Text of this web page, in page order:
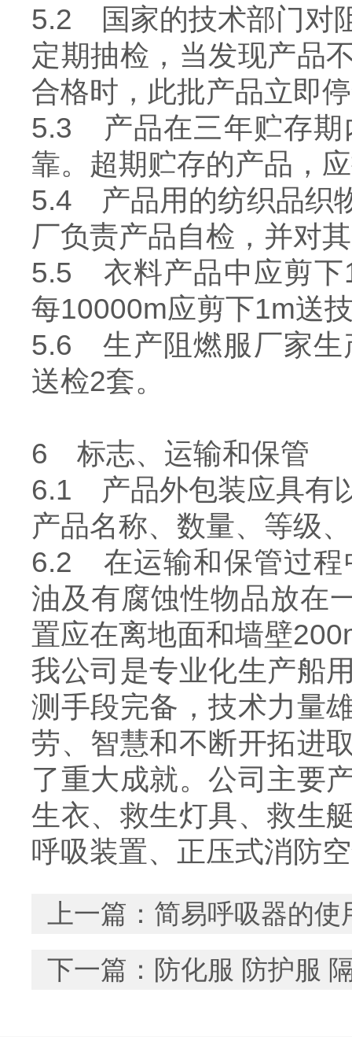
5.2 国家的技术部门对
定期抽检，当发现产品
合格时，此批产品立即
5.3 产品在三年贮存期
靠。超期贮存的产品，
5.4 产品用的纺织品织
厂负责产品自检，并对
5.5 衣料产品中应剪下
每10000m应剪下1m送
5.6 生产阻燃服厂家生
送检2套。
6 标志、运输和保管
6.1 产品外包装应具有
产品名称、数量、等级
6.2 在运输和保管过程
油及有腐蚀性物品放在
置应在离地面和墙壁
我公司是专业化生产船
测手段完备，技术力量
劳、智慧和不断开拓进
了重大成就。公司主要
生衣、救生灯具、救生
呼吸装置、正压式消防
上一篇： 简易呼吸器的使
下一篇： 防化服 防护服